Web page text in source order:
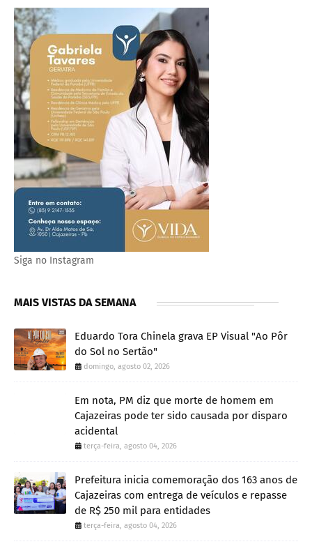
Siga no Instagram
MAIS VISTAS DA SEMANA
Eduardo Tora Chinela grava EP Visual "Ao Pôr
do Sol no Sertão"
domingo, agosto 02, 2026
Em nota, PM diz que morte de homem em
Cajazeiras pode ter sido causada por disparo
acidental
terça-feira, agosto 04, 2026
Prefeitura inicia comemoração dos 163 anos de
Cajazeiras com entrega de veículos e repasse
de R$ 250 mil para entidades
terça-feira, agosto 04, 2026